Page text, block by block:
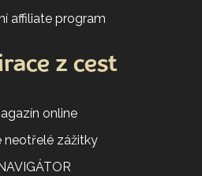
affiliate program
z cest
online
neotřelé zážitky
NAVIGÁTOR